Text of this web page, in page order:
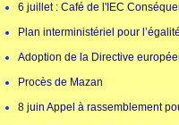
6 juillet : Café de l'IEC
Plan interministériel pour
Adoption de la Directive
Procès de Mazan
8 juin Appel à rassemblement